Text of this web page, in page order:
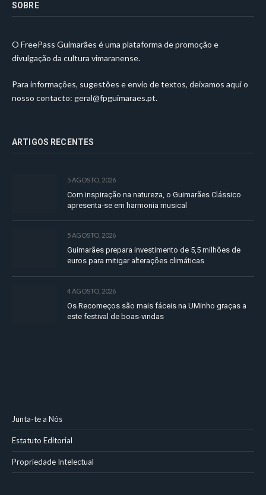
SOBRE
O FreePass Guimarães é uma plataforma de promoção e
divulgação da cultura vimaranense.
Para informações, sugestões e envio de textos, deixamos aqui o
nosso contacto: geral@fpguimaraes.pt.
ARTIGOS RECENTES
5 AGOSTO, 2026
Com inspiração na natureza, o Guimarães Clássico
apresenta-se em harmonia musical
5 AGOSTO, 2026
Guimarães prepara investimento de 5,5 milhões de
euros para mitigar alterações climáticas
4 AGOSTO, 2026
Os Recomeços são mais fáceis na UMinho graças a
este festival de boas-vindas
Junta-te a Nós
Estatuto Editorial
Propriedade Intelectual